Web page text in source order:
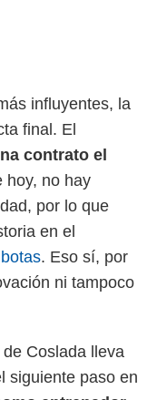
influyentes, la
final. El
contrato el
hoy, no hay
por lo que
en el
. Eso sí, por
ni tampoco
Coslada lleva
siguiente paso en